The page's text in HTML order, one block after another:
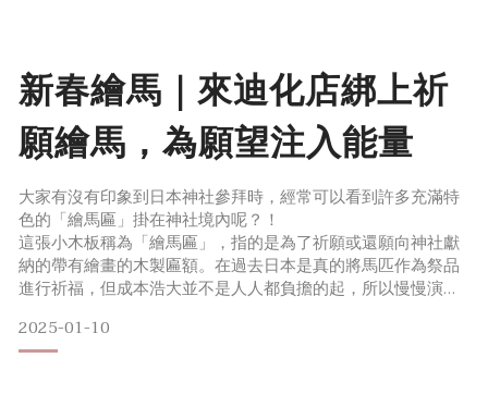
點點珠光在光照下，閃著七彩的顏色,閃耀迎豐年。
除了沐浴，也可放入車內、衣櫃，作芳香皂使用，迎接好
新春繪馬｜來迪化店綁上祈
願繪馬，為願望注入能量
大家有沒有印象到日本神社參拜時，經常可以看到許多充滿特
色的「繪馬匾」掛在神社境內呢？！
這張小木板稱為「繪馬匾」，指的是為了祈願或還願向神社獻
納的帶有繪畫的木製匾額。在過去日本是真的將馬匹作為祭品
進行祈福，但成本浩大並不是人人都負擔的起，所以慢慢演變
處寫上自己的願望奉納，也就是「繪馬」的由來。2022年大春
迪化店「春願繪馬」祈願活動 2023年大春迪化店「春願繪
2025-01-10